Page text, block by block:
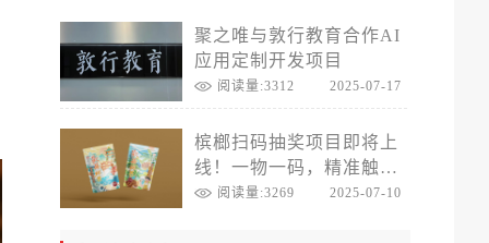
聚之唯与敦行教育合作AI
应用定制开发项目
阅读量:3312 2025-07-17
槟榔扫码抽奖项目即将上
线！一物一码，精准触
达！阅读量:3269 2025-07-10